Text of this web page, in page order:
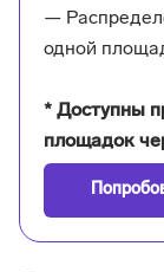
—
одной
* Доступны
площадок